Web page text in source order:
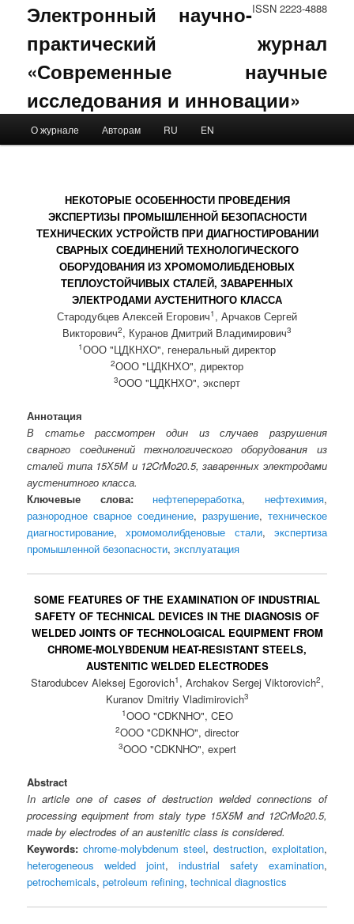
ISSN 2223-4888
Электронный научно-
практический журнал
«Современные научные
исследования и инновации»
Skip to primary content
Skip to secondary content
О журнале Авторам RU EN
НЕКОТОРЫЕ ОСОБЕННОСТИ ПРОВЕДЕНИЯ
ЭКСПЕРТИЗЫ ПРОМЫШЛЕННОЙ БЕЗОПАСНОСТИ
ТЕХНИЧЕСКИХ УСТРОЙСТВ ПРИ ДИАГНОСТИРОВАНИИ
СВАРНЫХ СОЕДИНЕНИЙ ТЕХНОЛОГИЧЕСКОГО
ОБОРУДОВАНИЯ ИЗ ХРОМОМОЛИБДЕНОВЫХ
ТЕПЛОУСТОЙЧИВЫХ СТАЛЕЙ, ЗАВАРЕННЫХ
ЭЛЕКТРОДАМИ АУСТЕНИТНОГО КЛАССА
Стародубцев Алексей Егорович1 , Арчаков Сергей
Викторович2, Куранов Дмитрий Владимирович3
1ООО "ЦДКНХО", генеральный директор
2ООО "ЦДКНХО", директор
3ООО "ЦДКНХО", эксперт
Аннотация
В статье рассмотрен один из случаев разрушения
сварного соединений технологического оборудования из
сталей типа 15Х5М и 12CrMo20.5, заваренных электродами
аустенитного класса.
Ключевые слова:
нефтепереработка, нефтехимия,
разнородное сварное соединение, разрушение, техническое
диагностирование,хромомолибденовые стали, экспертиза
промышленной безопасности,эксплуатация
SOME FEATURES OF THE EXAMINATION OF INDUSTRIAL
SAFETY OF TECHNICAL DEVICES IN THE DIAGNOSIS OF
WELDED JOINTS OF TECHNOLOGICAL EQUIPMENT FROM
CHROME-MOLYBDENUM HEAT-RESISTANT STEELS,
AUSTENITIC WELDED ELECTRODES
Starodubcev Aleksej Egorovich1 , Archakov Sergej Viktorovich2,
Kuranov Dmitriy Vladimirovich3
1OOO "CDKNHO", CEO
2OOO "CDKNHO", director
3OOO "CDKNHO", expert
Abstract
In article one of cases of destruction welded connections of
processing equipment from staly type 15X5M and 12CrMo20.5,
made by electrodes of an austenitic class is considered.
Keywords: chrome-molybdenum steel, destruction, exploitation,
heterogeneous welded joint, industrial safety examination,
petrochemicals,petroleum refining,technical diagnostics